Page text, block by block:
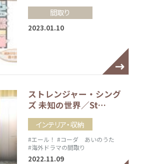
間取り
2023.01.10
ストレンジャー・シング
ズ 未知の世界／St…
インテリア・収納
#エール！ #コーダ あいのうた
#海外ドラマの間取り
2022.11.09